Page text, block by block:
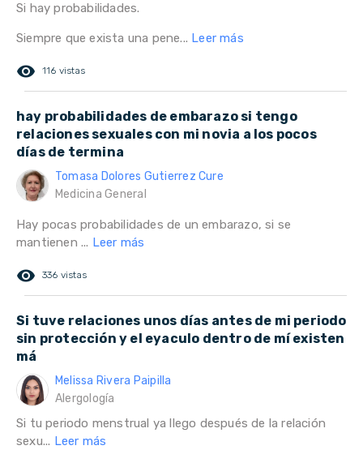
Si hay probabilidades.
Siempre que exista una pene... Leer más
remove_red_eye 116 vistas
hay probabilidades de embarazo si tengo
relaciones sexuales con mi novia a los pocos
días de termina
Tomasa Dolores Gutierrez Cure
Medicina General
Hay pocas probabilidades de un embarazo, si se
mantienen ... Leer más
remove_red_eye 336 vistas
Si tuve relaciones unos días antes de mi periodo
sin protección y el eyaculo dentro de mí existen
má
Melissa Rivera Paipilla
Alergología
Si tu periodo menstrual ya llego después de la relación
sexu... Leer más